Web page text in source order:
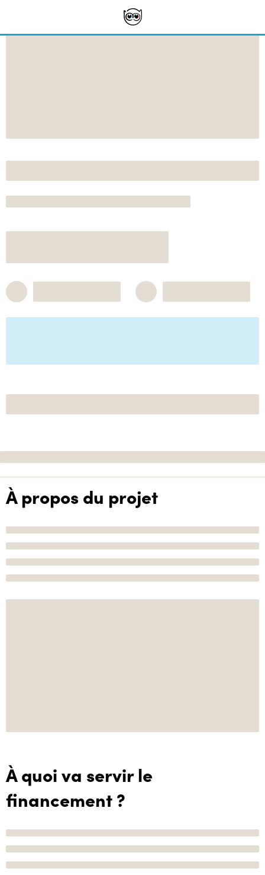
À propos du projet
À quoi va servir le
financement ?